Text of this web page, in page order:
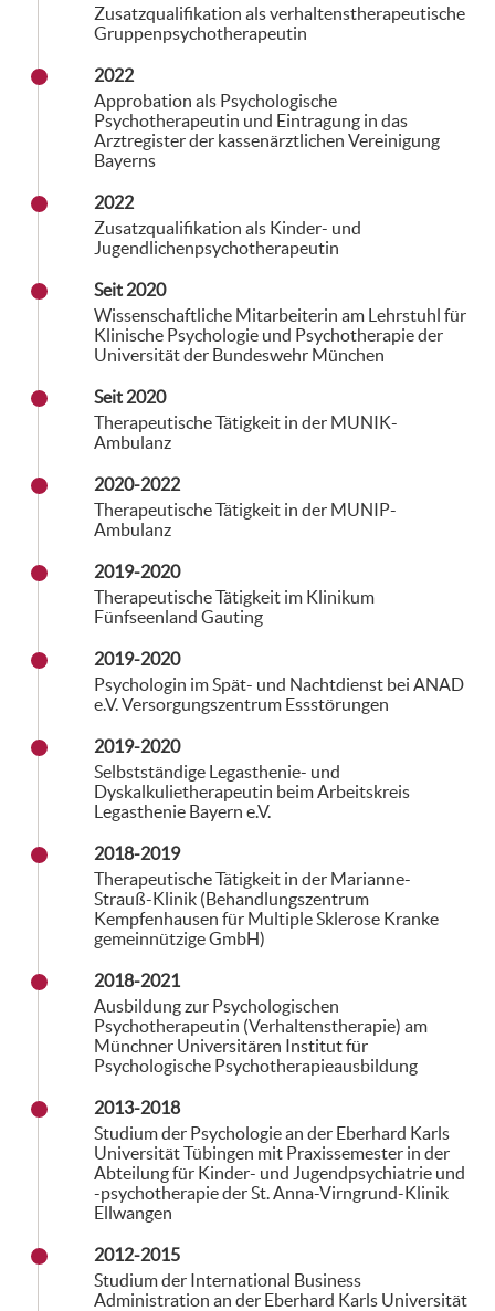
Zusatzqualifikation als verhaltenstherapeutische
Gruppenpsychotherapeutin
2022
Approbation als Psychologische
Psychotherapeutin und Eintragung in das
Arztregister der kassenärztlichen Vereinigung
Bayerns
2022
Zusatzqualifikation als Kinder- und
Jugendlichenpsychotherapeutin
Seit 2020
Wissenschaftliche Mitarbeiterin am Lehrstuhl für
Klinische Psychologie und Psychotherapie der
Universität der Bundeswehr München
Seit 2020
Therapeutische Tätigkeit in der MUNIK-
Ambulanz
2020-2022
Therapeutische Tätigkeit in der MUNIP-
Ambulanz
2019-2020
Therapeutische Tätigkeit im Klinikum
Fünfseenland Gauting
2019-2020
Psychologin im Spät- und Nachtdienst bei ANAD
e.V. Versorgungszentrum Essstörungen
2019-2020
Selbstständige Legasthenie- und
Dyskalkulietherapeutin beim Arbeitskreis
Legasthenie Bayern e.V.
2018-2019
Therapeutische Tätigkeit in der Marianne-
Strauß-Klinik (Behandlungszentrum
Kempfenhausen für Multiple Sklerose Kranke
gemeinnützige GmbH)
2018-2021
Ausbildung zur Psychologischen
Psychotherapeutin (Verhaltenstherapie) am
Münchner Universitären Institut für
Psychologische Psychotherapieausbildung
2013-2018
Studium der Psychologie an der Eberhard Karls
Universität Tübingen mit Praxissemester in der
Abteilung für Kinder- und Jugendpsychiatrie und
-psychotherapie der St. Anna-Virngrund-Klinik
Ellwangen
2012-2015
Studium der International Business
Administration an der Eberhard Karls Universität